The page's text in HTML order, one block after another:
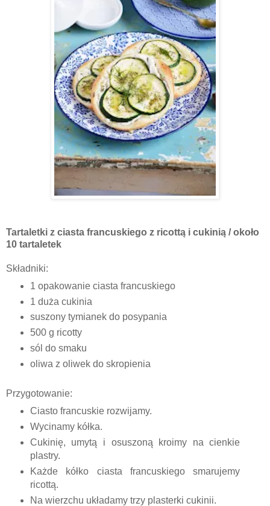
Tartaletki z ciasta francuskiego z ricottą i cukinią / około
10 tartaletek
Składniki:
1 opakowanie ciasta francuskiego
1 duża cukinia
suszony tymianek do posypania
500 g ricotty
sól do smaku
oliwa z oliwek do skropienia
Przygotowanie:
Ciasto francuskie rozwijamy.
Wycinamy kółka.
Cukinię, umytą i osuszoną kroimy na cienkie
plastry.
Każde kółko ciasta francuskiego smarujemy
ricottą.
Na wierzchu układamy trzy plasterki cukinii.